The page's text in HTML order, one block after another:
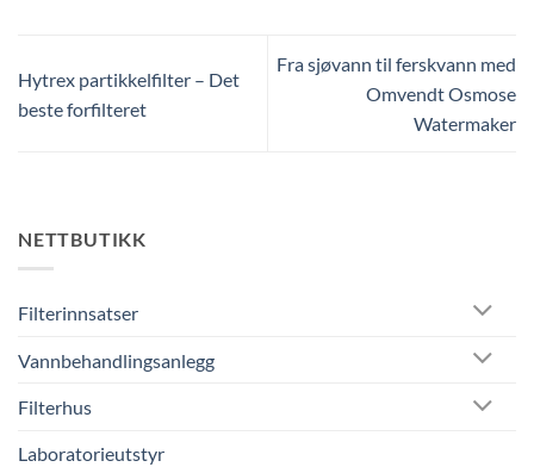
NETTBUTIKK
Filterinnsatser
Vannbehandlingsanlegg
Filterhus
Laboratorieutstyr
Hytrex partikkelfilter – Det
beste forfilteret
Fra sjøvann til ferskvann med
Omvendt Osmose
Watermaker